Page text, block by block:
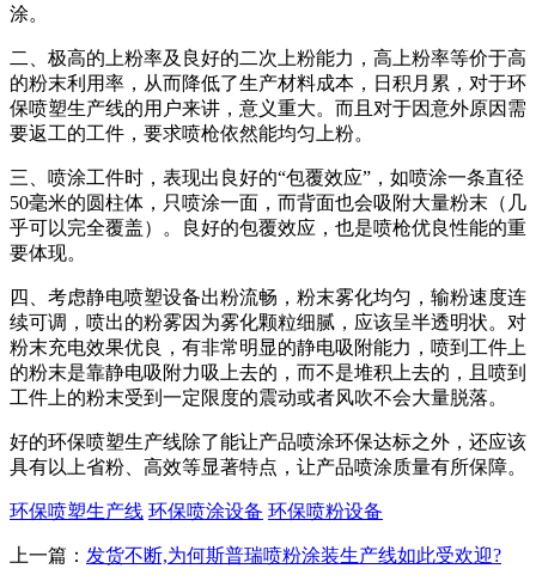
涂。
二、极高的上粉率及良好的二次上粉能力，高上粉率等价于高
的粉末利用率，从而降低了生产材料成本，日积月累，对于环
保喷塑生产线的用户来讲，意义重大。而且对于因意外原因需
要返工的工件，要求喷枪依然能均匀上粉。
三、喷涂工件时，表现出良好的“包覆效应”，如喷涂一条直径
50毫米的圆柱体，只喷涂一面，而背面也会吸附大量粉末（几
乎可以完全覆盖）。良好的包覆效应，也是喷枪优良性能的重
要体现。
四、考虑静电喷塑设备出粉流畅，粉末雾化均匀，输粉速度连
续可调，喷出的粉雾因为雾化颗粒细腻，应该呈半透明状。对
粉末充电效果优良，有非常明显的静电吸附能力，喷到工件上
的粉末是靠静电吸附力吸上去的，而不是堆积上去的，且喷到
工件上的粉末受到一定限度的震动或者风吹不会大量脱落。
好的环保喷塑生产线除了能让产品喷涂环保达标之外，还应该
具有以上省粉、高效等显著特点，让产品喷涂质量有所保障。
环保喷塑生产线 环保喷涂设备 环保喷粉设备
上一篇： 发货不断,为何斯普瑞喷粉涂装生产线如此受欢迎?